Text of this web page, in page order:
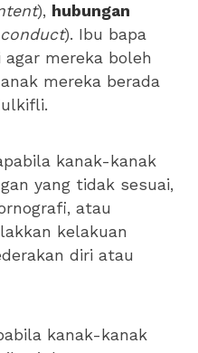
), hubungan
conduct). Ibu bapa
mereka boleh
mereka berada
kanak-kanak
yang tidak sesuai,
atau
kelakuan
diri atau
kanak-kanak